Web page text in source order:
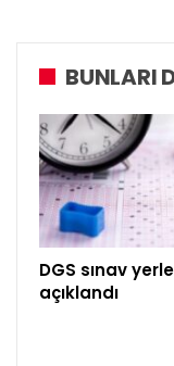
BUNLARI
DGS sınav
açıklandı